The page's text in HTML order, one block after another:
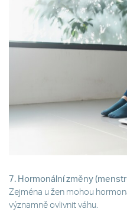
7. Hormonální změny
Zejména u žen mohou
významně ovlivnit váhu.